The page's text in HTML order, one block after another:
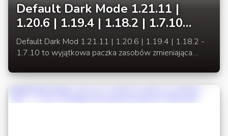
Default Dark Mode 1.21.11 |
1.20.6 | 1.19.4 | 1.18.2 | 1.7.10
Ciemne GUI okienek Minecraft
Default Dark Mod 1.21.11 | 1.20.6 | 1.19.4 | 1.18.2 -
1.7.10 to wyjątkowa paczka zasobów zmieniająca